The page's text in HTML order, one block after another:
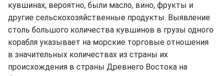
кувшинах, вероятно, были масло, вино, фрукты и
другие сельскохозяйственные продукты. Выявление
столь большого количества кувшинов в грузы одного
корабля указывает на морские торговые отношения
в значительных количествах из страны их
происхождения в страны Древнего Востока на